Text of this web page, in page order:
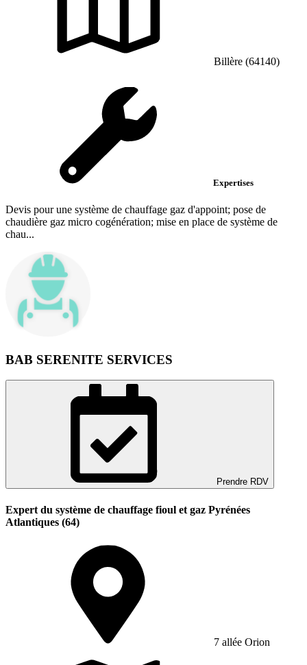
Billère (64140)
Expertises
Devis pour une système de chauffage gaz d'appoint; pose de
chaudière gaz micro cogénération; mise en place de système de
chau...
BAB SERENITE SERVICES
Prendre RDV
Expert du système de chauffage fioul et gaz Pyrénées
Atlantiques (64)
7 allée Orion